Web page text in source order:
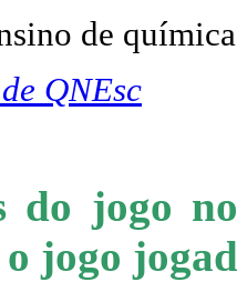
de
QNEsc
do jogo
jogo